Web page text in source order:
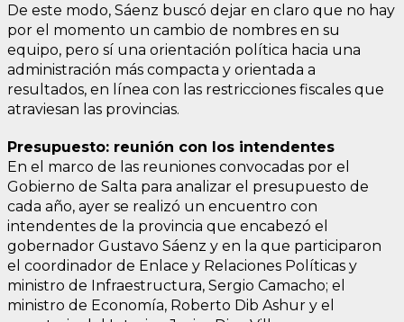
De este modo, Sáenz buscó dejar en claro que no hay
por el momento un cambio de nombres en su
equipo, pero sí una orientación política hacia una
administración más compacta y orientada a
resultados, en línea con las restricciones fiscales que
atraviesan las provincias.
Presupuesto: reunión con los intendentes
En el marco de las reuniones convocadas por el
Gobierno de Salta para analizar el presupuesto de
cada año, ayer se realizó un encuentro con
intendentes de la provincia que encabezó el
gobernador Gustavo Sáenz y en la que participaron
el coordinador de Enlace y Relaciones Políticas y
ministro de Infraestructura, Sergio Camacho; el
ministro de Economía, Roberto Dib Ashur y el